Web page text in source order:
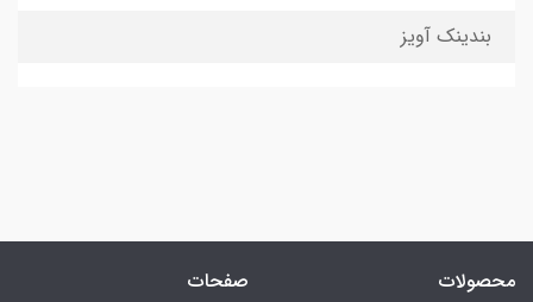
بندینک آویز
محصولات صفحات